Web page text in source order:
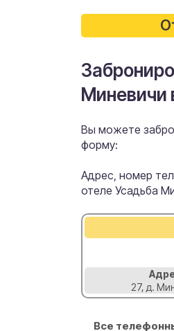
Миневичи
Вы можете
форму:
Адрес, номер
отеле Усадьба
27, д.
Все